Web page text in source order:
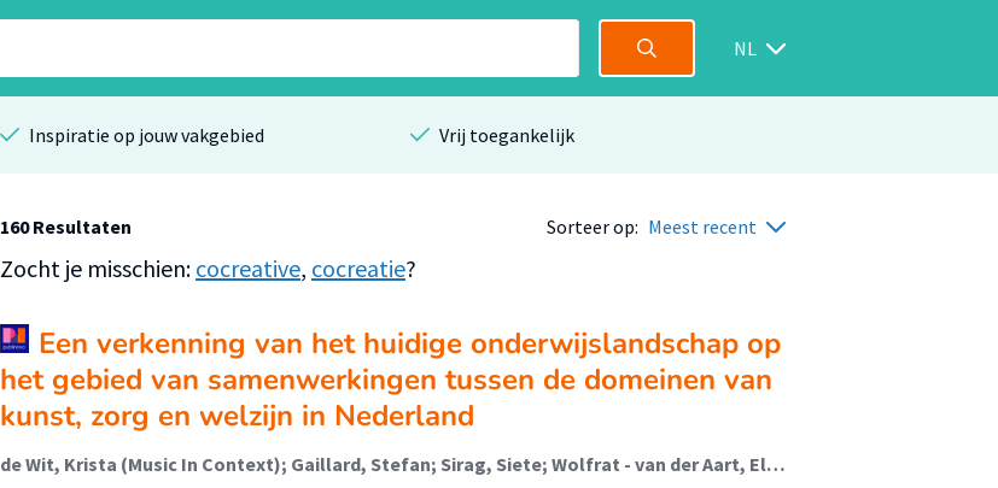
NL
Inspiratie op jouw vakgebied Vrij toegankelijk
160 Resultaten Sorteer op: Meest recent
Zocht je misschien: cocreative, cocreatie?
Een verkenning van het huidige onderwijslandschap op
het gebied van samenwerkingen tussen de domeinen van
kunst, zorg en welzijn in Nederland
de Wit, Krista (Music In Context); Gaillard, Stefan; Sirag, Siete; Wolfrat - van der Aart, Ellen; Dons, Karolien (Music In Context); Coumans, Anke (Image In Context); Camuti, Fabiola; Christophe, Nirav; Keuning, Gjilke; van Geelen, Stefan; Reeder, Yke